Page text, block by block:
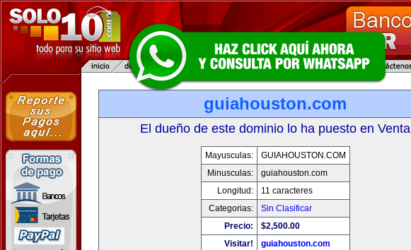
guiahouston.com
El dueño de este dominio lo ha puesto en Venta
Mayusculas:
GUIAHOUSTON.COM
Minusculas:
guiahouston.com
Longitud:
11 caracteres
Categorias:
Sin Clasificar
Precio:
$2,500.00
Visitar!
guiahouston.com